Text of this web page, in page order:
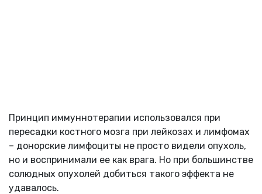
Принцип иммуннотерапии использовался при
пересадки костного мозга при лейкозах и лимфомах
– донорские лимфоциты не просто видели опухоль,
но и воспринимали ее как врага. Но при большинстве
солюдных опухолей добиться такого эффекта не
удавалось.